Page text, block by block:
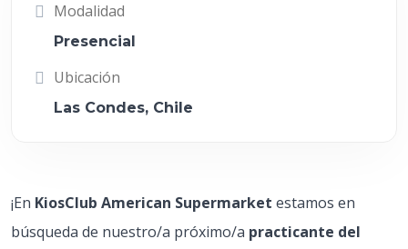
Modalidad
Presencial
Ubicación
Las Condes, Chile
¡En KiosClub American Supermarket estamos en
búsqueda de nuestro/a próximo/a practicante del